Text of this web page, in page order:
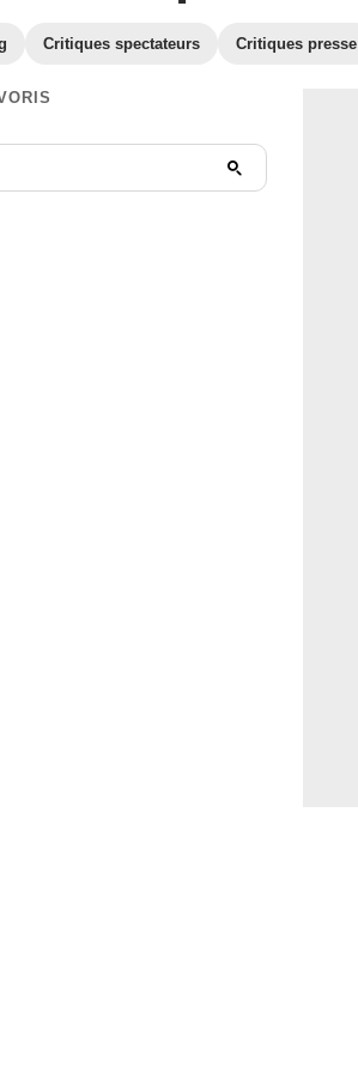
Critiques spectateurs Critiques presse